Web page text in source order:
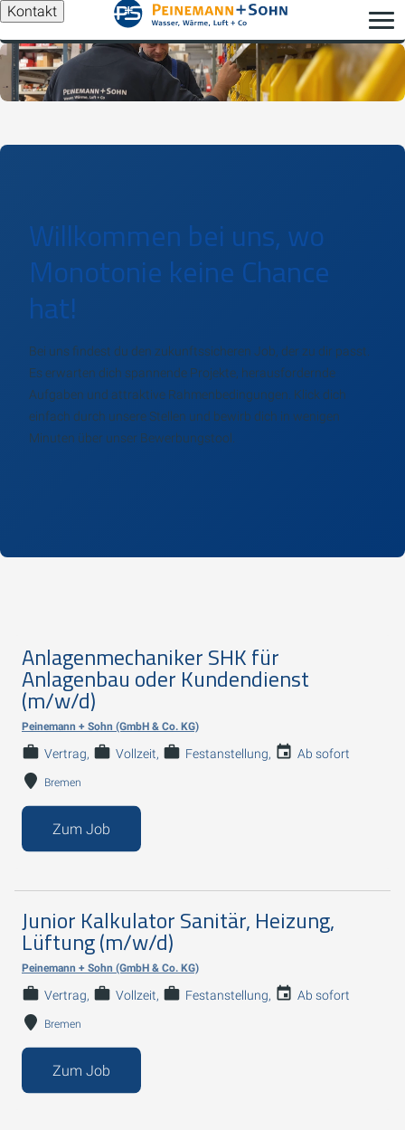
Kontakt
Willkommen bei uns, wo
Monotonie keine Chance
hat!
Bei uns findest du den zukunftssicheren Job, der zu dir passt.
Es erwarten dich spannende Projekte, herausfordernde
Aufgaben und attraktive Rahmenbedingungen. Klick dich
einfach durch unsere Stellen und bewirb dich in wenigen
Minuten über unser Bewerbungstool.
Anlagenmechaniker SHK für
Anlagenbau oder Kundendienst
(m/w/d)
Peinemann + Sohn (GmbH & Co. KG)
Vertrag Vollzeit Festanstellung Ab sofort
Bremen
Zum Job
Junior Kalkulator Sanitär, Heizung,
Lüftung (m/w/d)
Peinemann + Sohn (GmbH & Co. KG)
Vertrag Vollzeit Festanstellung Ab sofort
Bremen
Zum Job